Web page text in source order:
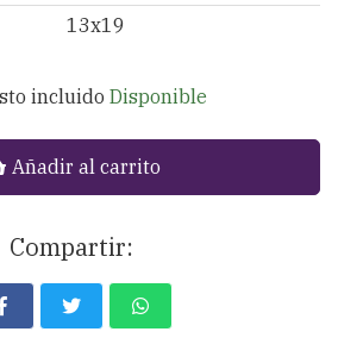
13x19
incluido Disponible
Añadir al carrito
Compartir: